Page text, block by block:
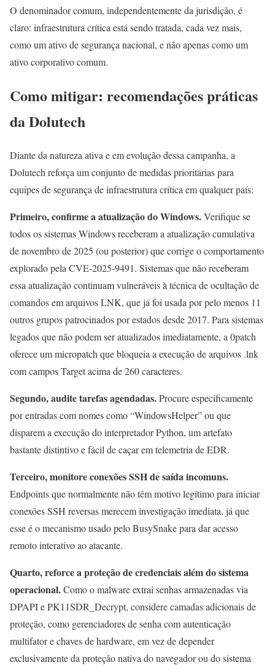
O denominador comum, independentemente da jurisdição, é
claro: infraestrutura crítica está sendo tratada, cada vez mais,
como um ativo de segurança nacional, e não apenas como um
ativo corporativo comum.
Como mitigar: recomendações práticas
da Dolutech
Diante da natureza ativa e em evolução dessa campanha, a
Dolutech reforça um conjunto de medidas prioritárias para
equipes de segurança de infraestrutura crítica em qualquer país:
Primeiro, confirme a atualização do Windows.Verifique se
todos os sistemas Windows receberam a atualização cumulativa
de novembro de 2025 (ou posterior) que corrige o comportamento
explorado pela CVE-2025-9491. Sistemas que não receberam
essa atualização continuam vulneráveis à técnica de ocultação de
comandos em arquivos LNK, que já foi usada por pelo menos 11
outros grupos patrocinados por estados desde 2017. Para sistemas
legados que não podem ser atualizados imediatamente, a 0patch
oferece um micropatch que bloqueia a execução de arquivos .lnk
com campos Target acima de 260 caracteres.
Segundo, audite tarefas agendadas.Procure especificamente
por entradas com nomes como “WindowsHelper” ou que
disparem a execução do interpretador Python, um artefato
bastante distintivo e fácil de caçar em telemetria de EDR.
Terceiro, monitore conexões SSH de saída incomuns.
Endpoints que normalmente não têm motivo legítimo para iniciar
conexões SSH reversas merecem investigação imediata, já que
esse é o mecanismo usado pelo BusySnake para dar acesso
remoto interativo ao atacante.
Quarto, reforce a proteção de credenciais além do sistema
operacional.Como o malware extrai senhas armazenadas via
DPAPI e PK11SDR_Decrypt, considere camadas adicionais de
proteção, como gerenciadores de senha com autenticação
multifator e chaves de hardware, em vez de depender
exclusivamente da proteção nativa do navegador ou do sistema